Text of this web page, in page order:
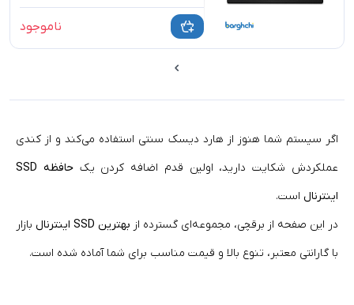
ناموجود
اگر سیستم شما هنوز از هارد دیسک سنتی استفاده می‌کند و از کندی
عملکردش شکایت دارید، اولین قدم اضافه کردن یک
حافظه SSD
اینترنال است.
در این صفحه از برقچی، مجموعه‌ای گسترده از بهترین SSD اینترنال
بازار
با گارانتی معتبر، تنوع بالا و قیمت مناسب برای شما آماده شده است.